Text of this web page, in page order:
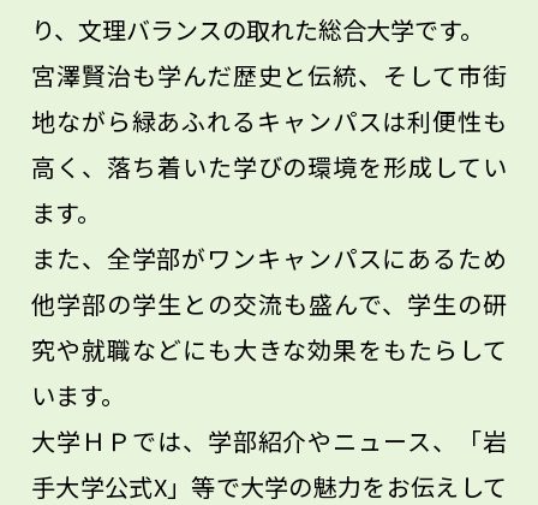
んが生まれた頃はどうだったのだろう、あ
なたがいい年になる頃にはどう変わってい
るのだろう、と考えてみると面白いもので
す。
り、文理バランスの取れた総合大学です。
宮澤賢治も学んだ歴史と伝統、そして市街
地ながら緑あふれるキャンパスは利便性も
高く、落ち着いた学びの環境を形成してい
ます。
また、全学部がワンキャンパスにあるため
他学部の学生との交流も盛んで、学生の研
究や就職などにも大きな効果をもたらして
います。
大学ＨＰでは、学部紹介やニュース、「岩
手大学公式X」等で大学の魅力をお伝えして